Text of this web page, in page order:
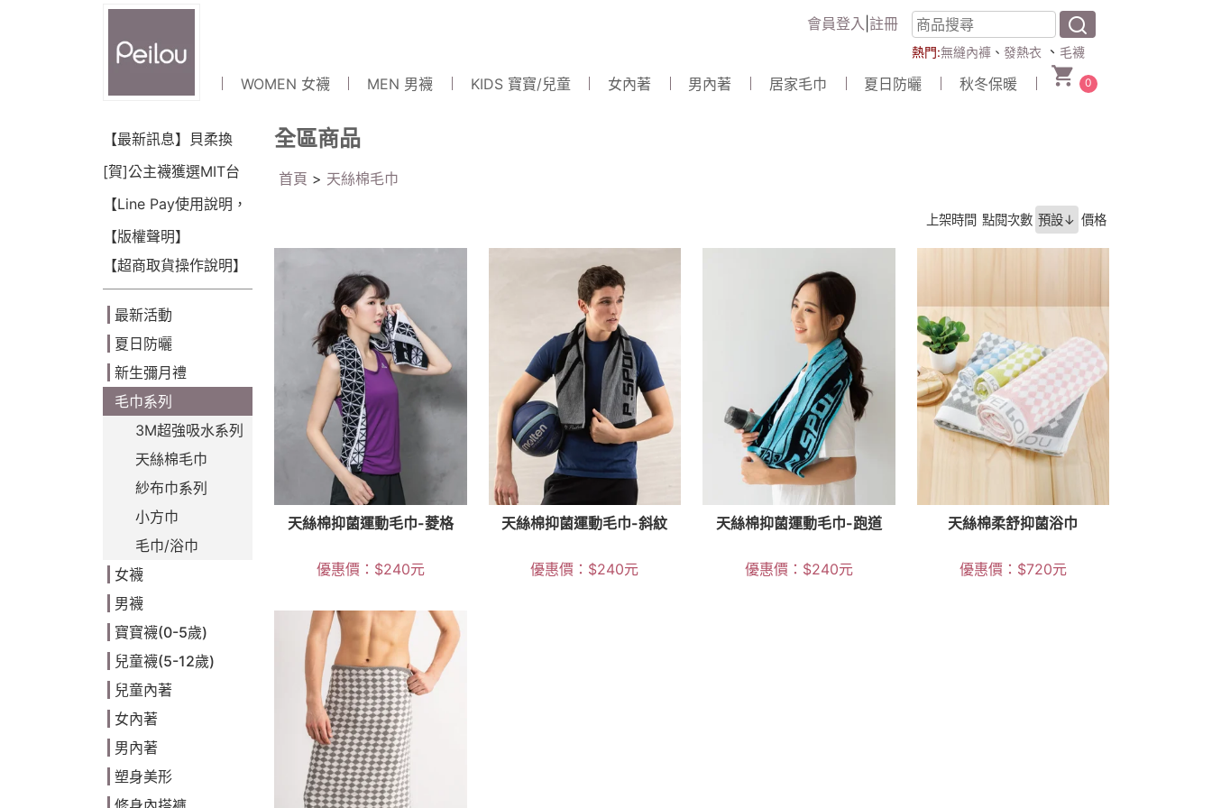
會員登入 註冊
熱門:無縫內褲 、 發熱衣 、 毛襪
WOMEN 女襪 MEN 男襪 KIDS 寶寶/兒童 女內著 男內著 居家毛巾 夏日防曬 秋冬保暖 0
【最新訊息】貝柔換
LOGO囉~!
[賀]公主襪獲選MIT台
灣金選獎(2018)
【Line Pay使用說明，
可點數折抵】
【版權聲明】
【超商取貨操作說明】
最新活動
夏日防曬
新生彌月禮
毛巾系列
3M超強吸水系列
天絲棉毛巾
紗布巾系列
小方巾
毛巾/浴巾
女襪
男襪
寶寶襪(0-5歲)
兒童襪(5-12歲)
兒童內著
女內著
男內著
塑身美形
全區商品
首頁 > 天絲棉毛巾
上架時間 點閱次數 預設↓ 價格
天絲棉抑菌運動毛巾-菱格
優惠價： $240元
天絲棉抑菌運動毛巾-斜紋
優惠價： $240元
天絲棉抑菌運動毛巾-跑道
優惠價： $240元
天絲棉柔舒抑菌浴巾
優惠價： $720元